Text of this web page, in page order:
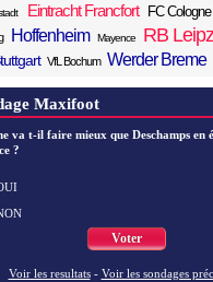
Eintracht Francfort FC Cologne
Hoffenheim Mayence RB
VfL Bochum Werder Breme
Maxifoot
va t-il faire mieux que Deschamps en
?
Voter
Voir les resultats - Voir les sondages